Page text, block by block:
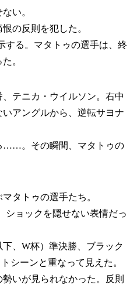
い。
の反則を犯した。
る。マタトゥの選手は、終
。
テニカ・ウイルソン。右中
アングルから、逆転サヨナ
……。その瞬間、マタトゥの
タトゥの選手たち。
ョックを隠せない表情だっ
、W杯）準決勝、ブラック
シーンと重なって見えた。
いが見られなかった。反則